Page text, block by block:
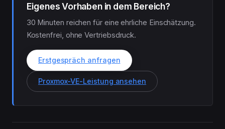
Eigenes Vorhaben in dem Bereich?
30 Minuten reichen für eine ehrliche Einschätzung.
Kostenfrei, ohne Vertriebsdruck.
Erstgespräch anfragen
Proxmox-VE-Leistung ansehen